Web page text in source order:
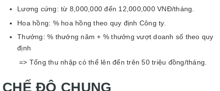
Lương cứng: từ 8,000,000 đến 12,000,000 VNĐ/tháng.
Hoa hồng: % hoa hồng theo quy định Công ty.
Thưởng: % thưởng năm + % thưởng vượt doanh số theo quy
định
=> Tổng thu nhập có thể lên đến trên 50 triệu đồng/tháng.
CHẾ ĐỘ CHUNG